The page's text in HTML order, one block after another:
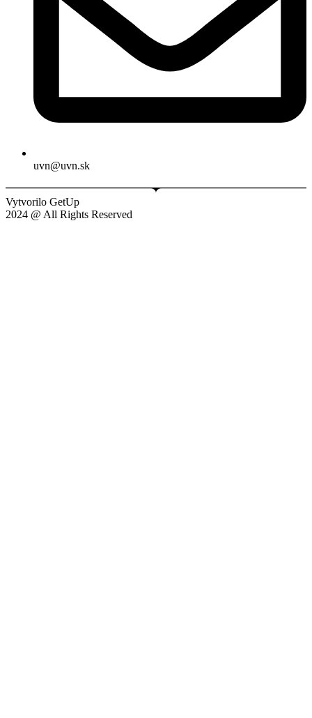
uvn@uvn.sk
Vytvorilo GetUp
2024 @ All Rights Reserved